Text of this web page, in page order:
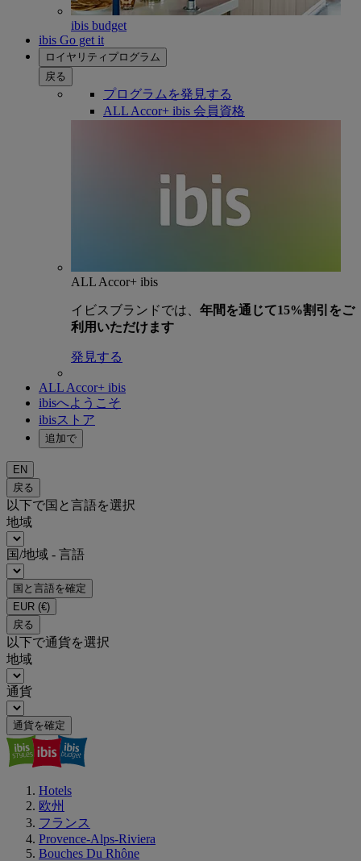
ibis budget
ibis Go get it
ロイヤリティプログラム
戻る
プログラムを発見する
ALL Accor+ ibis 会員資格
ALL Accor+ ibis
イビスブランドでは、 年間を通じて15%割引をご
利用いただけます
発見する
ALL Accor+ ibis
ibisへようこそ
ibisストア
追加で
EN
戻る
以下で国と言語を選択
地域
国/地域 - 言語
国と言語を確定
EUR (€)
戻る
以下で通貨を選択
地域
通貨
通貨を確定
Hotels
欧州
フランス
Provence-Alps-Riviera
Bouches Du Rhône